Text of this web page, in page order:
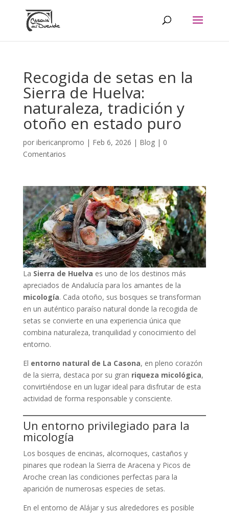
Recogida de setas en la
Sierra de Huelva:
naturaleza, tradición y
otoño en estado puro
por ibericanpromo | Feb 6, 2026 | Blog| 0
Comentarios
La Sierra de Huelva es uno de los destinos más
apreciados de Andalucía para los amantes de la
micología. Cada otoño, sus bosques se transforman
en un auténtico paraíso natural donde la recogida de
setas se convierte en una experiencia única que
combina naturaleza, tranquilidad y conocimiento del
entorno.
El entorno natural de La Casona, en pleno corazón
de la sierra, destaca por su gran riqueza micológica,
convirtiéndose en un lugar ideal para disfrutar de esta
actividad de forma responsable y consciente.
Un entorno privilegiado para la
micología
Los bosques de encinas, alcornoques, castaños y
pinares que rodean la Sierra de Aracena y Picos de
Aroche crean las condiciones perfectas para la
aparición de numerosas especies de setas.
En el entorno de Alájar y sus alrededores es posible